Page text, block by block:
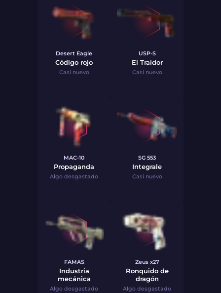
Desert Eagle
Código rojo
Casi nuevo
USP-S
El Traidor
Casi nuevo
MAC-10
Propaganda
Algo desgastado
SG 553
Integrale
Casi nuevo
FAMAS
Industria
mecánica
Algo desgastado
Zeus x27
Ronquido de
dragón
Algo desgastado